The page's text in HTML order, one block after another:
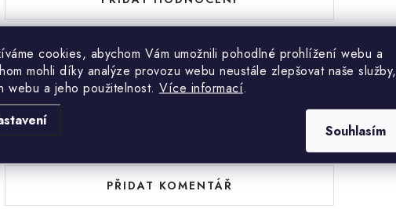
cookies, abychom Vám umožnili pohodlné prohlížení webu a
mohli díky analýze provozu webu neustále zlepšovat naše služby,
webu a jeho použitelnost. Více informací.
Souhlasím
Buďte první, kdo napíše příspěvek k této položce.
PŘIDAT KOMENTÁŘ